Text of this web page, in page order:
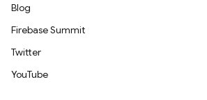
Blog
Firebase Summit
Twitter
YouTube